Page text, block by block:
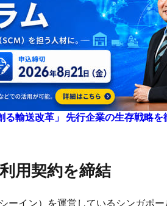
る輸送改革」 先行企業の生存戦略を
利用契約を締結
ーイン）を運営しているシンガポー